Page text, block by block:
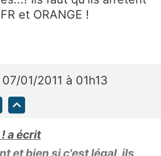
et ORANGE !
01/2011 à 01h13
! a écrit